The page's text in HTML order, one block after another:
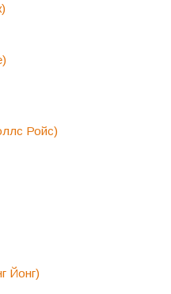
Ройс)
Йонг)